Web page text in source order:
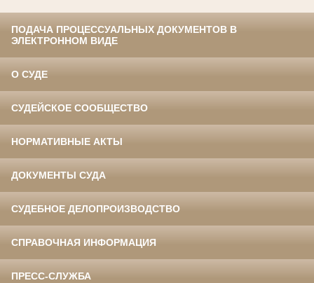
ПОДАЧА ПРОЦЕССУАЛЬНЫХ ДОКУМЕНТОВ В
ЭЛЕКТРОННОМ ВИДЕ
О СУДЕ
СУДЕЙСКОЕ СООБЩЕСТВО
НОРМАТИВНЫЕ АКТЫ
ДОКУМЕНТЫ СУДА
СУДЕБНОЕ ДЕЛОПРОИЗВОДСТВО
СПРАВОЧНАЯ ИНФОРМАЦИЯ
ПРЕСС-СЛУЖБА